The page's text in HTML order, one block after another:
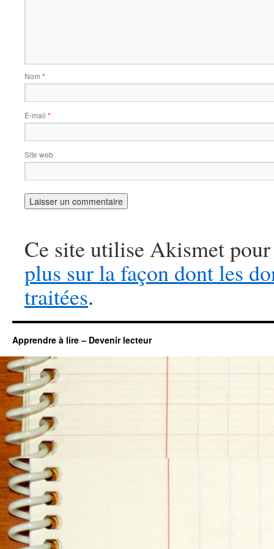
Nom *
E-mail *
Site web
Ce site utilise Akismet
plus sur la façon dont les
traitées.
Apprendre à lire – Devenir lecteur